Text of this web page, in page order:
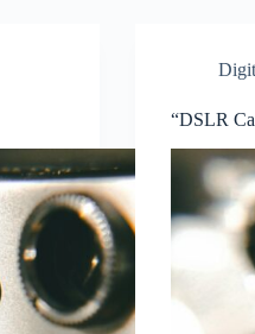
“DSLR